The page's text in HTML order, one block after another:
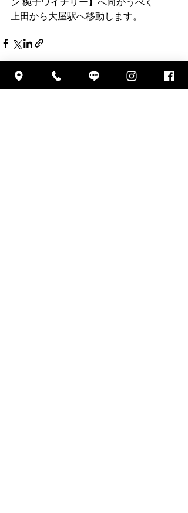
上田から大屋駅へ移動します。